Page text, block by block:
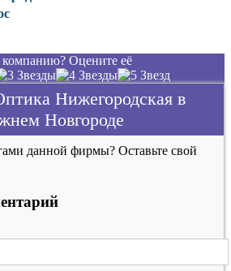
Оцените её
Нижегородская в
Новгороде
данной фирмы? Оставьте свой